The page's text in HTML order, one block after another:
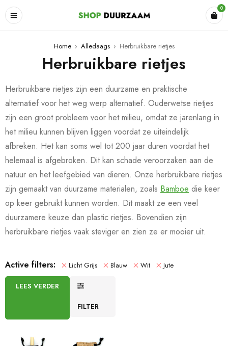
0
Home › Alledaags › Herbruikbare rietjes
Herbruikbare rietjes
Herbruikbare rietjes zijn een duurzame en praktische
alternatief voor het weg werp alternatief. Ouderwetse rietjes
zijn een groot probleem voor het milieu, omdat ze jarenlang in
het milieu kunnen blijven liggen voordat ze uiteindelijk
afbreken. Het kan soms wel tot 200 jaar duren voordat het
helemaal is afgebroken. Dit kan schade veroorzaken aan de
natuur en het leefgebied van dieren. Onze herbruikbare rietjes
zijn gemaakt van duurzame materialen, zoals Bamboe die keer
op keer gebruikt kunnen worden. Dit maakt ze een veel
duurzamere keuze dan plastic rietjes. Bovendien zijn
herbruikbare rietjes vaak steviger en zien ze er mooier uit.
Active filters: Licht Grijs Blauw Wit Jute
FILTER
LEES VERDER